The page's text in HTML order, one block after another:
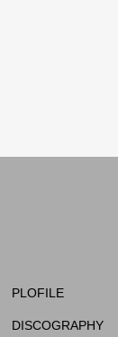
PLOFILE
DISCOGRAPHY